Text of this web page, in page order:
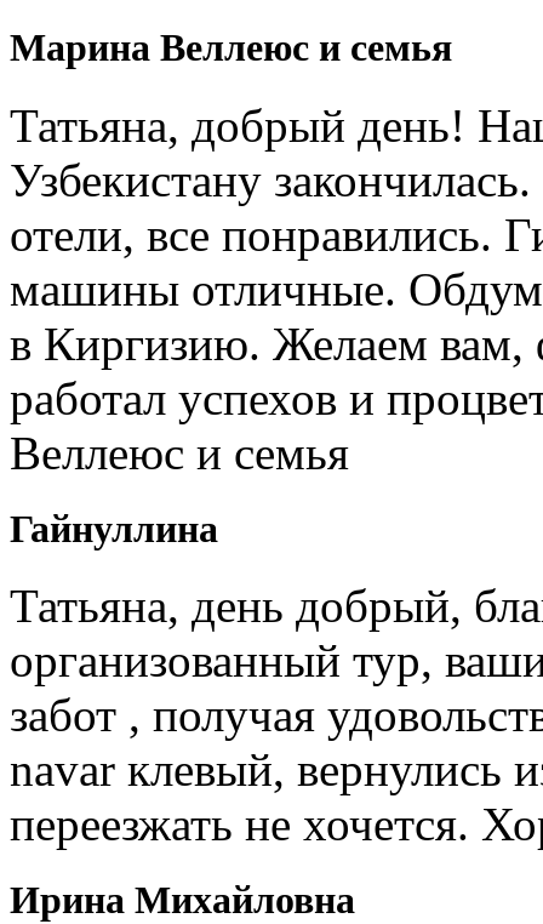
Марина Веллеюс и семья
Татьяна, добрый день!
Узбекистану
отели, все понравились.
машины отличные.
в Киргизию. Желаем вам,
работал успехов и
Веллеюс и семья
Гайнуллина
Татьяна, день добрый,
организованный тур,
забот , получая
navar клевый, вернулись
переезжать не хочется.
Ирина Михайловна